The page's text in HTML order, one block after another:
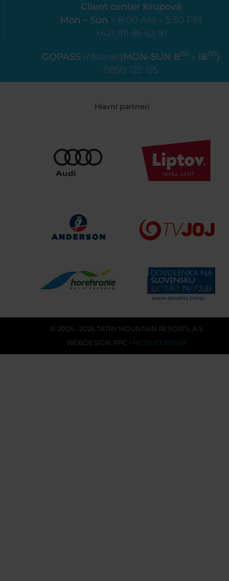
Client center Krupová
Mon – Sun = 8:00 AM – 5:30 PM
+421 911 85 63 91
GOPASS infoline (MON-SUN 800 - 1800)
0850 122 155
Hlavní partneri
© 2005 - 2026 TATRY MOUNTAIN RESORTS, A.S.
WEBDESIGN PPC › NETSUCCESS.SK